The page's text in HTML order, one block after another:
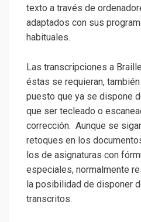
texto a través de
adaptados con sus
habituales.
Las transcripciones a
éstas se requieran,
puesto que ya se dispone
que ser tecleado o
corrección. Aunque se
retoques en los
los de asignaturas con
especiales, normalmente
la posibilidad de disponer
transcritos.